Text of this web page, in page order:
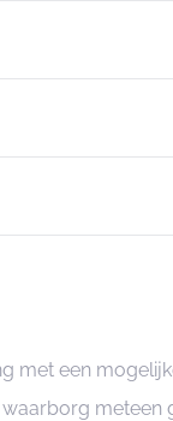
met een
meteen